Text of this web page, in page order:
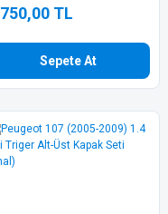
TL
Sepete At